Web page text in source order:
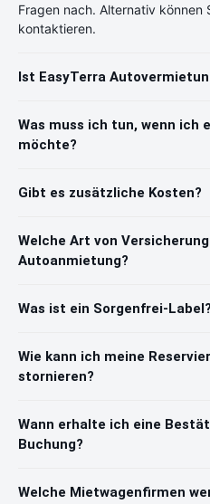
Fragen nach. Alternativ können
kontaktieren.
Ist EasyTerra
Was muss ich tun, wenn ich
möchte?
Gibt es zusätzliche Kosten?
Welche Art von
Autoanmietung?
Was ist ein Sorgenfrei-Label?
Wie kann ich meine
stornieren?
Wann erhalte ich eine
Buchung?
Welche Mietwagenfirmen